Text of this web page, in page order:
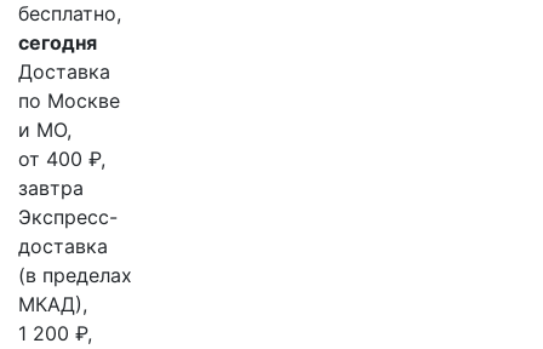
бесплатно,
сегодня
Доставка
по Москве
и МО,
от 400 ₽,
завтра
Экспресс-
доставка
(в пределах
МКАД),
1 200 ₽,